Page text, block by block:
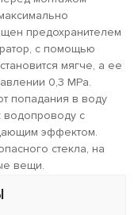
предохранителем
с помощью
мягче, а ее
0,3 МРа.
попадания в воду
водопроводу с
эффектом.
стекла, на
вещи.